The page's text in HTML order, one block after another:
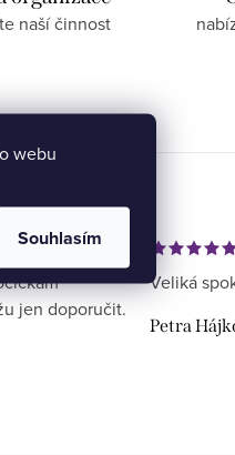
webu
Souhlasím
naší činnost
jen doporučit.
Veliká
Petra